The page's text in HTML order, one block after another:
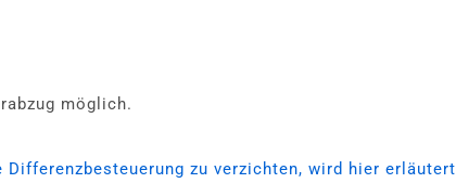
möglich.
zu verzichten, wird hier erläutert